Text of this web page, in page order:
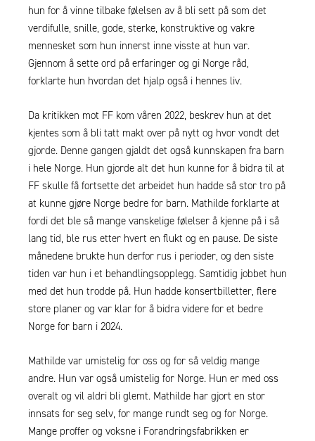
hun for å vinne tilbake følelsen av å bli sett på som det
verdifulle, snille, gode, sterke, konstruktive og vakre
mennesket som hun innerst inne visste at hun var.
Gjennom å sette ord på erfaringer og gi Norge råd,
forklarte hun hvordan det hjalp også i hennes liv.
Da kritikken mot FF kom våren 2022, beskrev hun at det
kjentes som å bli tatt makt over på nytt og hvor vondt det
gjorde. Denne gangen gjaldt det også kunnskapen fra barn
i hele Norge. Hun gjorde alt det hun kunne for å bidra til at
FF skulle få fortsette det arbeidet hun hadde så stor tro på
at kunne gjøre Norge bedre for barn. Mathilde forklarte at
fordi det ble så mange vanskelige følelser å kjenne på i så
lang tid, ble rus etter hvert en flukt og en pause. De siste
månedene brukte hun derfor rus i perioder, og den siste
tiden var hun i et behandlingsopplegg. Samtidig jobbet hun
med det hun trodde på. Hun hadde konsertbilletter, flere
store planer og var klar for å bidra videre for et bedre
Norge for barn i 2024.
Mathilde var umistelig for oss og for så veldig mange
andre. Hun var også umistelig for Norge. Hun er med oss
overalt og vil aldri bli glemt. Mathilde har gjort en stor
innsats for seg selv, for mange rundt seg og for Norge.
Mange proffer og voksne i Forandringsfabrikken er